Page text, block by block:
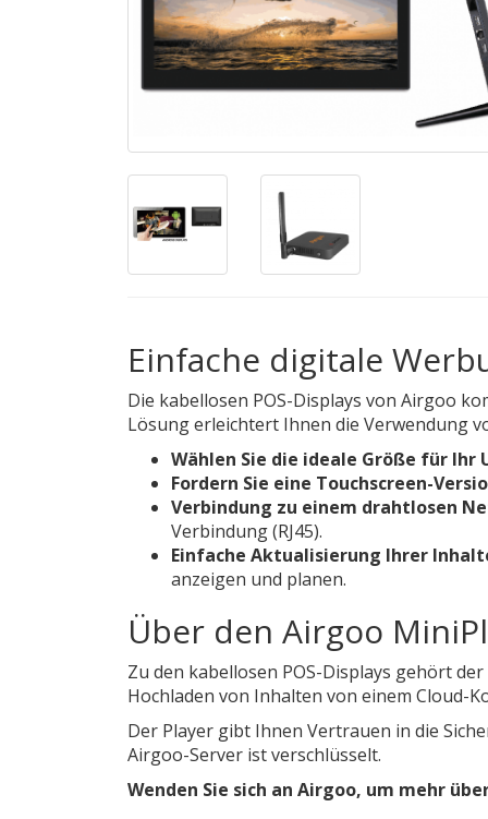
Einfache digitale
Die kabellosen POS-Displays von Airgoo
Lösung erleichtert Ihnen die Verwendung
Wählen Sie die ideale Größe für Ihr
Fordern Sie eine Touchscreen-
Verbindung zu einem drahtlosen
Verbindung (RJ45).
Einfache Aktualisierung Ihrer
anzeigen und planen.
Über den Airgoo
Zu den kabellosen POS-Displays gehört
Hochladen von Inhalten von einem Cloud-
Der Player gibt Ihnen Vertrauen in die
Airgoo-Server ist verschlüsselt.
Wenden Sie sich an Airgoo, um mehr